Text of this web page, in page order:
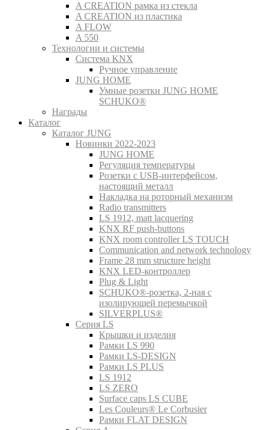
A CREATION рамка из стекла
A CREATION из пластика
A FLOW
A 550
Технологии и системы
Система KNX
Ручное управление
JUNG HOME
Умные розетки JUNG HOME
SCHUKO®
Награды
Каталог
Каталог JUNG
Новинки 2022-2023
JUNG HOME
Регуляция температуры
Розетки с USB-интерфейсом,
настоящий металл
Накладка на роторный механизм
Radio transmitters
LS 1912, matt lacquering
KNX RF push-buttons
KNX room controller LS TOUCH
Communication and network technology
Frame 28 mm structure height
KNX LED-контроллер
Plug & Light
SCHUKO®-розетка, 2-ная с
изолирующей перемычкой
SILVERPLUS®
Серия LS
Крышки и изделия
Рамки LS 990
Рамки LS-DESIGN
Рамки LS PLUS
LS 1912
LS ZERO
Surface caps LS CUBE
Les Couleurs® Le Corbusier
Рамки FLAT DESIGN